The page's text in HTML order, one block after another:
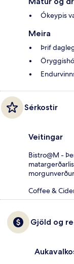
Ókeypis
Meira
Þrif
Sérkostir
Veitingar
Bistro@M -
Coffee &
Gjöld og